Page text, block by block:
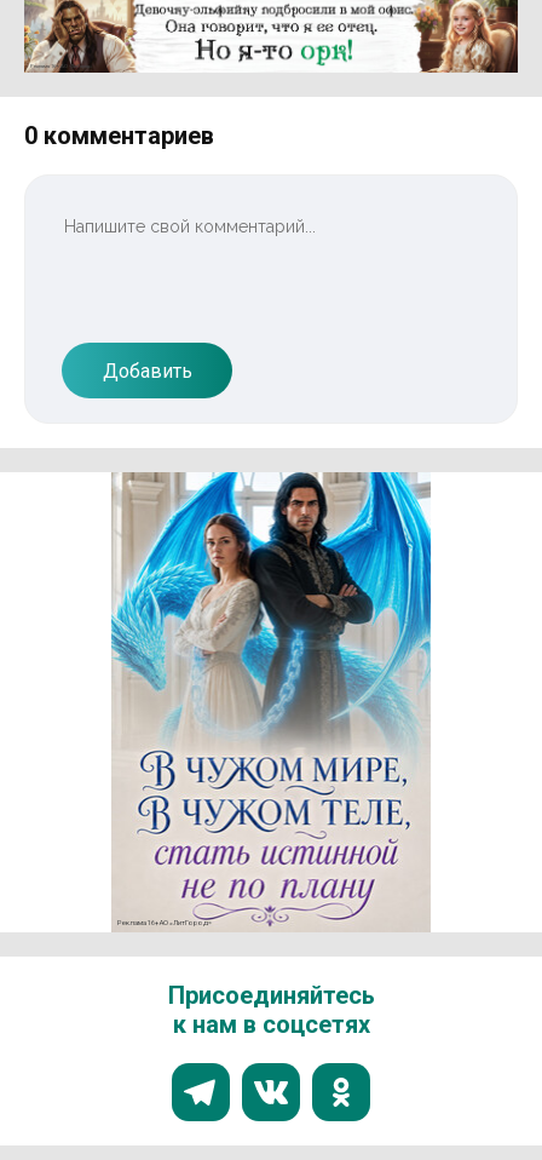
Реклама 16+ АО «ЛитГород»
0 комментариев
Добавить
Присоединяйтесь
к нам в соцсетях
Реклама 16+ АО «ЛитГород»